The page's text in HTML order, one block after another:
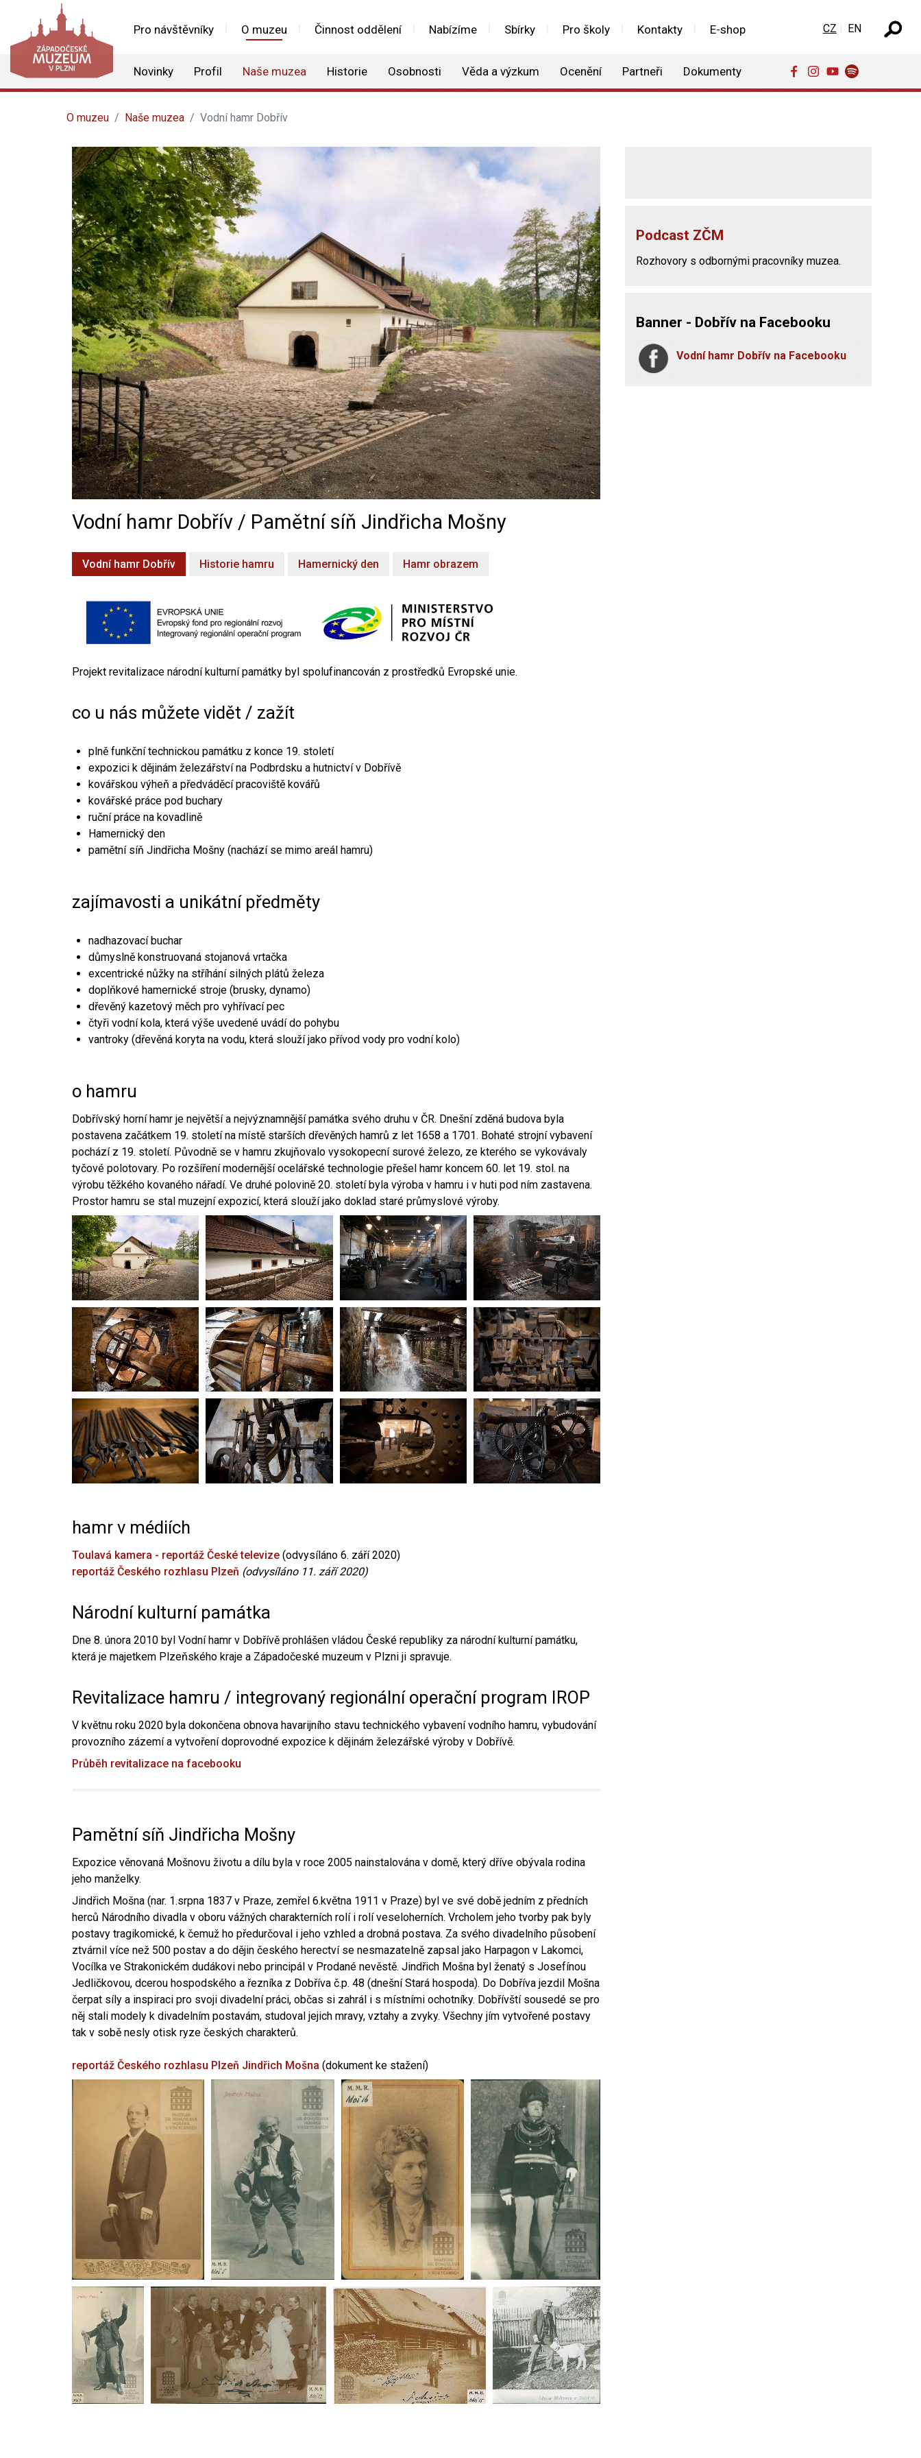
Pro návštěvníky O muzeu Činnost oddělení Nabízíme Sbírky Pro školy Kontakty E-shop
Novinky Profil Naše muzea Historie Osobnosti Věda a výzkum Ocenění Partneři Dokumenty
Zvolte jazyk
CZ EN
O muzeu Naše muzea Vodní hamr Dobřív
Vodní hamr Dobřív / Pamětní síň Jindřicha Mošny
Vodní hamr Dobřív Historie hamru Hamernický den Hamr obrazem
Projekt revitalizace národní kulturní památky byl spolufinancován z prostředků Evropské unie.
co u nás můžete vidět / zažít
plně funkční technickou památku z konce 19. století
expozici k dějinám železářství na Podbrdsku a hutnictví v Dobřívě
kovářskou výheň a předváděcí pracoviště kovářů
kovářské práce pod buchary
ruční práce na kovadlině
Hamernický den
pamětní síň Jindřicha Mošny (nachází se mimo areál hamru)
zajímavosti a unikátní předměty
nadhazovací buchar
důmyslně konstruovaná stojanová vrtačka
excentrické nůžky na stříhání silných plátů železa
doplňkové hamernické stroje (brusky, dynamo)
dřevěný kazetový měch pro vyhřívací pec
čtyři vodní kola, která výše uvedené uvádí do pohybu
vantroky (dřevěná koryta na vodu, která slouží jako přívod vody pro vodní kolo)
o hamru
Dobřívský horní hamr je největší a nejvýznamnější památka svého druhu v ČR. Dnešní zděná budova byla
postavena začátkem 19. století na místě starších dřevěných hamrů z let 1658 a 1701. Bohaté strojní vybavení
pochází z 19. století. Původně se v hamru zkujňovalo vysokopecní surové železo, ze kterého se vykovávaly
tyčové polotovary. Po rozšíření modernější ocelářské technologie přešel hamr koncem 60. let 19. stol. na
výrobu těžkého kovaného nářadí. Ve druhé polovině 20. století byla výroba v hamru i v huti pod ním zastavena.
Prostor hamru se stal muzejní expozicí, která slouží jako doklad staré průmyslové výroby.
hamr v médiích
Toulavá kamera - reportáž České televize (odvysíláno 6. září 2020)
reportáž Českého rozhlasu Plzeň (odvysíláno 11. září 2020)
Národní kulturní památka
Dne 8. února 2010 byl Vodní hamr v Dobřívě prohlášen vládou České republiky za národní kulturní památku,
která je majetkem Plzeňského kraje a Západočeské muzeum v Plzni ji spravuje.
Revitalizace hamru / integrovaný regionální operační program IROP
V květnu roku 2020 byla dokončena obnova havarijního stavu technického vybavení vodního hamru, vybudování
provozního zázemí a vytvoření doprovodné expozice k dějinám železářské výroby v Dobřívě.
Průběh revitalizace na facebooku
Pamětní síň Jindřicha Mošny
Expozice věnovaná Mošnovu životu a dílu byla v roce 2005 nainstalována v domě, který dříve obývala rodina
jeho manželky.
Jindřich Mošna (nar. 1.srpna 1837 v Praze, zemřel 6.května 1911 v Praze) byl ve své době jedním z předních
herců Národního divadla v oboru vážných charakterních rolí i rolí veseloherních. Vrcholem jeho tvorby pak byly
postavy tragikomické, k čemuž ho předurčoval i jeho vzhled a drobná postava. Za svého divadelního působení
ztvárnil více než 500 postav a do dějin českého herectví se nesmazatelně zapsal jako Harpagon v Lakomci,
Vocílka ve Strakonickém dudákovi nebo principál v Prodané nevěstě. Jindřich Mošna byl ženatý s Josefínou
Jedličkovou, dcerou hospodského a řezníka z Dobříva č.p. 48 (dnešní Stará hospoda). Do Dobříva jezdil Mošna
čerpat síly a inspiraci pro svoji divadelní práci, občas si zahrál i s místními ochotníky. Dobřívští sousedé se pro
něj stali modely k divadelním postavám, studoval jejich mravy, vztahy a zvyky. Všechny jím vytvořené postavy
tak v sobě nesly otisk ryze českých charakterů.
reportáž Českého rozhlasu Plzeň Jindřich Mošna (dokument ke stažení)
Podcast ZČM
Rozhovory s odbornými pracovníky muzea.
Banner - Dobřív na Facebooku
Vodní hamr Dobřív na Facebooku